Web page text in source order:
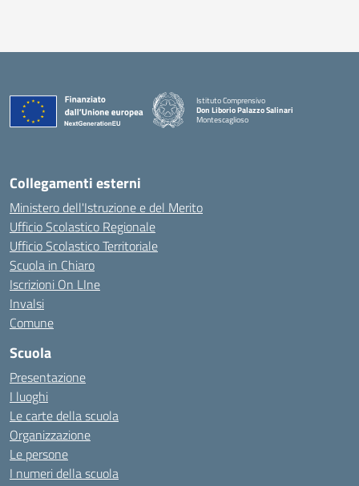
Istituto Comprensivo
Don Liborio Palazzo Salinari
Montescaglioso
Collegamenti esterni
Ministero dell'Istruzione e del Merito
Ufficio Scolastico Regionale
Ufficio Scolastico Territoriale
Scuola in Chiaro
Iscrizioni On LIne
Invalsi
Comune
Scuola
Presentazione
I luoghi
Le carte della scuola
Organizzazione
Le persone
I numeri della scuola